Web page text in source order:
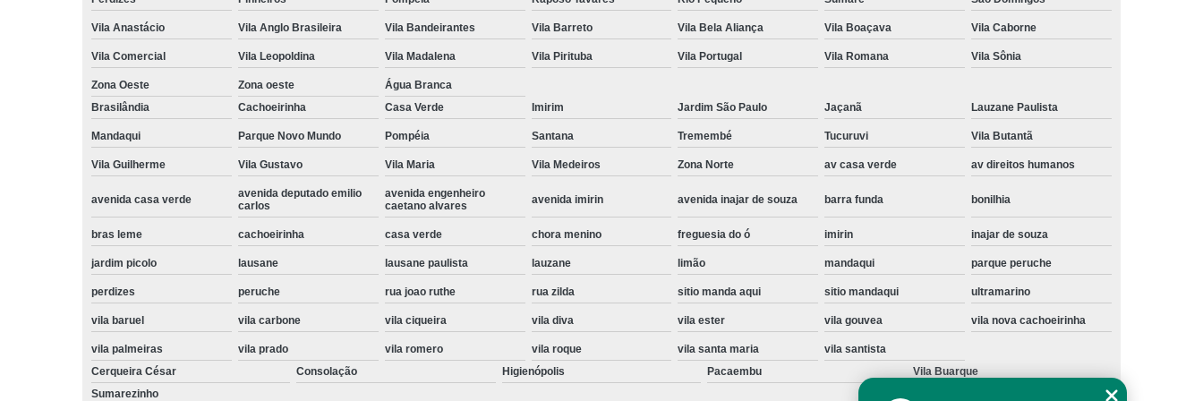
Instalação de Maquina de Lavar Roupa
Instalação de Maquina de Lavar Samsung
Instalação Eletrica Maquina de Lavar Roupa
Instalação Maquina de Lavar Roupa
Instalação para Maquina de Lavar Roupa
Instalar Maquina de Lavar Samsung
Instalar Maquina Lavar Roupa
Maquina de Lavar Roupa Instalação
Samsung Instalação Maquina de Lavar
Instalação de Lava e Seca
Instalação de Lava e Seca Samsung
Instalação de Maquina Lava e Seca
Instalação Lava e Seca
Instalação Lava e Seca Samsung
Instalação Lava Seca
Instalação Maquina Lava e Seca
Instalação Maquina Lava e Seca Samsung
Instalação Samsung Lava e Seca
Lava e Seca Instalação
Lava e Seca Samsung Instalação
Samsung Instalação Lava e Seca
Manutenção de Fogão
Manutenção de Fogão a Gas
Manutenção de Fogão Electrolux
Manutenção em Fogão
Vila Anastácio Vila Anglo Brasileira Vila Bandeirantes Vila Barreto Vila Bela Aliança Vila Boaçava Vila Caborne
Vila Comercial Vila Leopoldina Vila Madalena Vila Pirituba Vila Portugal Vila Romana Vila Sônia
Zona Oeste Zona oeste
Água Branca
Brasilândia
Cachoeirinha Casa Verde Imirim Jardim São Paulo Jaçanã Lauzane Paulista
Mandaqui Parque Novo Mundo Pompéia Santana Tremembé Tucuruvi Vila Butantã
Vila Guilherme Vila Gustavo Vila Maria Vila Medeiros Zona Norte av casa verde av direitos humanos
avenida casa verde
avenida deputado emilio
carlos
avenida engenheiro
caetano alvares
avenida imirin avenida inajar de souza barra funda bonilhia
bras leme cachoeirinha casa verde chora menino freguesia do ó imirin inajar de souza
jardim picolo lausane lausane paulista lauzane limão mandaqui parque peruche
perdizes peruche rua joao ruthe rua zilda sitio manda aqui sitio mandaqui ultramarino
vila baruel vila carbone vila ciqueira vila diva vila ester vila gouvea vila nova cachoeirinha
vila palmeiras vila prado vila romero vila roque vila santa maria
vila santista
Cerqueira César
Consolação Higienópolis Pacaembu
Vila Buarque
Sumarezinho